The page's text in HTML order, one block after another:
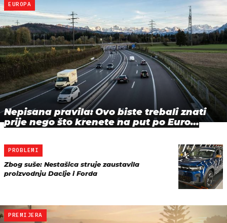
EUROPA
Nepisana pravila: Ovo biste trebali znati
prije nego što krenete na put po Euro…
PROBLEMI
Zbog suše: Nestašica struje zaustavila
proizvodnju Dacije i Forda
PREMIJERA